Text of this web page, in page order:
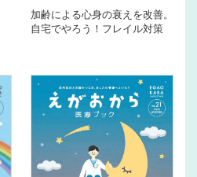
加齢による心身の衰えを改善。
自宅でやろう！フレイル対策